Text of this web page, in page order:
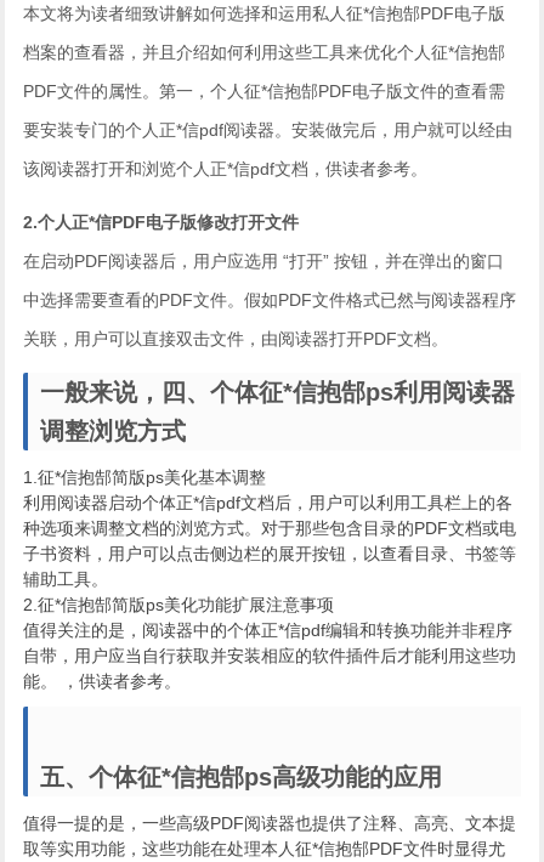
本文将为读者细致讲解如何选择和运用私人征*信抱郜PDF电子版
档案的查看器，并且介绍如何利用这些工具来优化个人征*信抱郜
PDF文件的属性。第一，个人征*信抱郜PDF电子版文件的查看需
要安装专门的个人正*信pdf阅读器。安装做完后，用户就可以经由
该阅读器打开和浏览个人正*信pdf文档，供读者参考。
2.个人正*信PDF电子版修改打开文件
在启动PDF阅读器后，用户应选用 “打开” 按钮，并在弹出的窗口
中选择需要查看的PDF文件。假如PDF文件格式已然与阅读器程序
关联，用户可以直接双击文件，由阅读器打开PDF文档。
一般来说，四、个体征*信抱郜ps利用阅读器
调整浏览方式
1.征*信抱郜简版ps美化基本调整
利用阅读器启动个体正*信pdf文档后，用户可以利用工具栏上的各
种选项来调整文档的浏览方式。对于那些包含目录的PDF文档或电
子书资料，用户可以点击侧边栏的展开按钮，以查看目录、书签等
辅助工具。
2.征*信抱郜简版ps美化功能扩展注意事项
值得关注的是，阅读器中的个体正*信pdf编辑和转换功能并非程序
自带，用户应当自行获取并安装相应的软件插件后才能利用这些功
能。 ，供读者参考。
五、个体征*信抱郜ps高级功能的应用
值得一提的是，一些高级PDF阅读器也提供了注释、高亮、文本提
取等实用功能，这些功能在处理本人征*信抱郜PDF文件时显得尤